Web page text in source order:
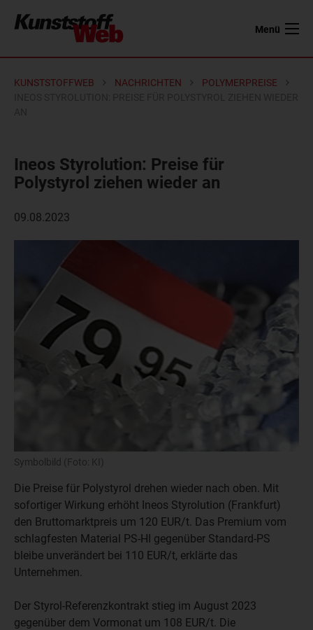
Menü
KUNSTSTOFFWEB NACHRICHTEN
POLYMERPREISE
Ineos Styrolution: Preise für
Polystyrol ziehen wieder an
09.08.2023
Symbolbild (Foto: KI)
Die Preise für Polystyrol drehen wieder nach oben. Mit
sofortiger Wirkung erhöht Ineos Styrolution (Frankfurt)
den Bruttomarktpreis um 120 EUR/t. Das Premium vom
schlagfesten Material PS-HI gegenüber Standard-PS
bleibe unverändert bei 110 EUR/t, erklärte das
Unternehmen.
Der Styrol-Referenzkontrakt stieg im August 2023
gegenüber dem Vormonat um 108 EUR/t. Die